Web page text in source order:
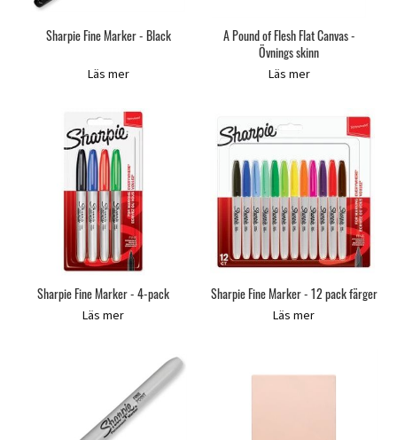
Sharpie Fine Marker - Black
Läs mer
A Pound of Flesh Flat Canvas -
Övnings skinn
Läs mer
Sharpie Fine Marker - 4-pack
Läs mer
Sharpie Fine Marker - 12 pack färger
Läs mer